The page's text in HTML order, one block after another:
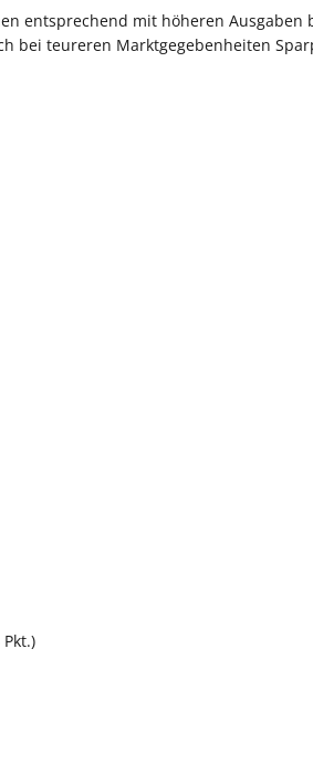
entsprechend mit höheren Ausgaben
bei teureren Marktgegebenheiten